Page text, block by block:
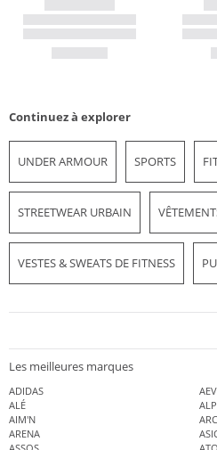
Continuez à explorer
UNDER ARMOUR SPORTS
STREETWEAR URBAIN
VESTES & SWEATS DE FITNESS
Les meilleures marques
ADIDAS
ALÉ
AIM'N
ARENA